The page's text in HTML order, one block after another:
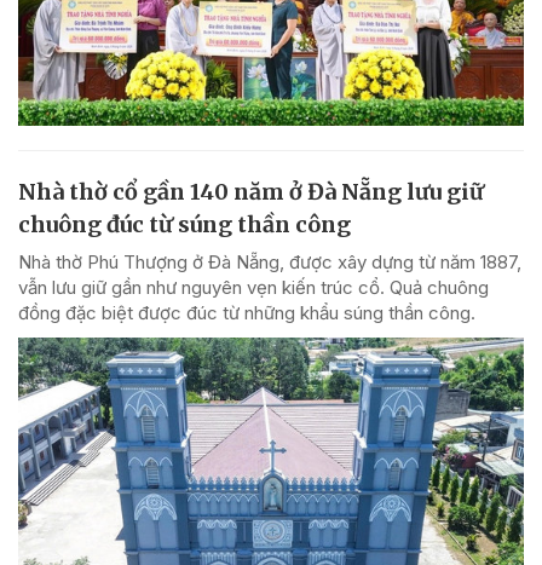
Nhà thờ cổ gần 140 năm ở Đà Nẵng lưu giữ
chuông đúc từ súng thần công
Nhà thờ Phú Thượng ở Đà Nẵng, được xây dựng từ năm 1887,
vẫn lưu giữ gần như nguyên vẹn kiến trúc cổ. Quả chuông
đồng đặc biệt được đúc từ những khẩu súng thần công.